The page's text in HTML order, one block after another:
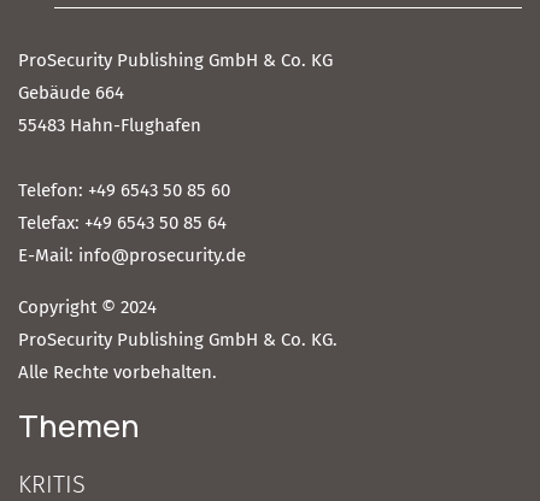
ProSecurity Publishing GmbH & Co. KG
Gebäude 664
55483 Hahn-Flughafen
Telefon: +49 6543 50 85 60
Telefax: +49 6543 50 85 64
E-Mail: info@prosecurity.de
Copyright © 2024
ProSecurity Publishing GmbH & Co. KG.
Alle Rechte vorbehalten.
Themen
KRITIS